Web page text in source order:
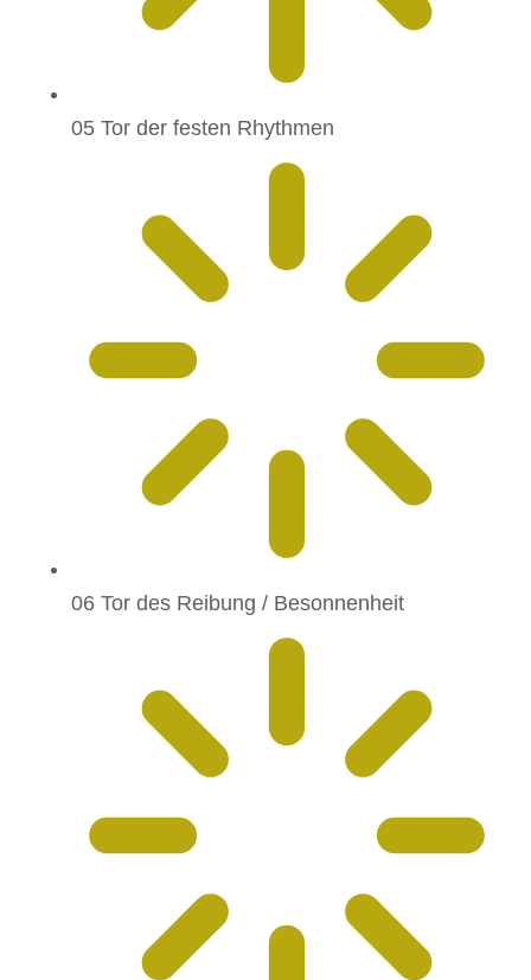
05 Tor der festen Rhythmen
06 Tor des Reibung / Besonnenheit